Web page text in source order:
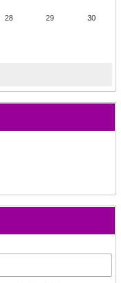
28 29 30